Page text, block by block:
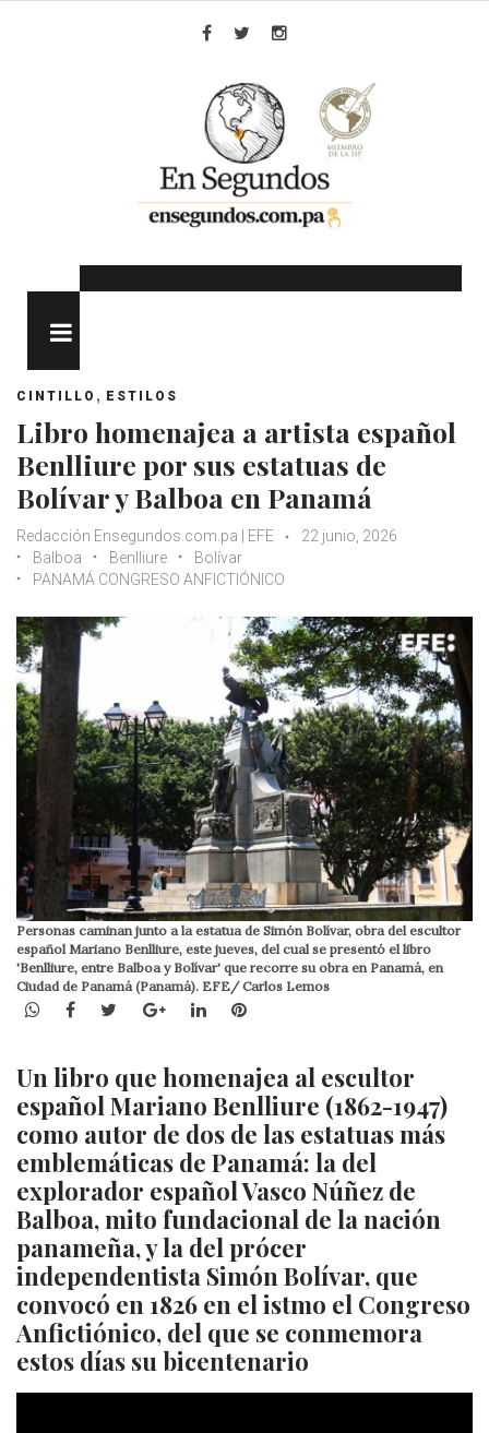
CINTILLO , ESTILOS
Libro homenajea a artista español
Benlliure por sus estatuas de
Bolívar y Balboa en Panamá
Redacción Ensegundos.com.pa | EFE
22 junio, 2026
Balboa
Benlliure
Bolívar
PANAMÁ CONGRESO ANFICTIÓNICO
Personas caminan junto a la estatua de Simón Bolívar, obra del escultor
español Mariano Benlliure, este jueves, del cual se presentó el libro
'Benlliure, entre Balboa y Bolívar' que recorre su obra en Panamá, en
Ciudad de Panamá (Panamá). EFE/ Carlos Lemos
WhatsApp
Facebook
TwitterGoogle+LinkedInPinterest
Un libro que homenajea al escultor
español Mariano Benlliure (1862-1947)
como autor de dos de las estatuas más
emblemáticas de Panamá: la del
explorador español Vasco Núñez de
Balboa, mito fundacional de la nación
panameña, y la del prócer
independentista Simón Bolívar, que
convocó en 1826 en el istmo el Congreso
Anfictiónico, del que se conmemora
estos días su bicentenario